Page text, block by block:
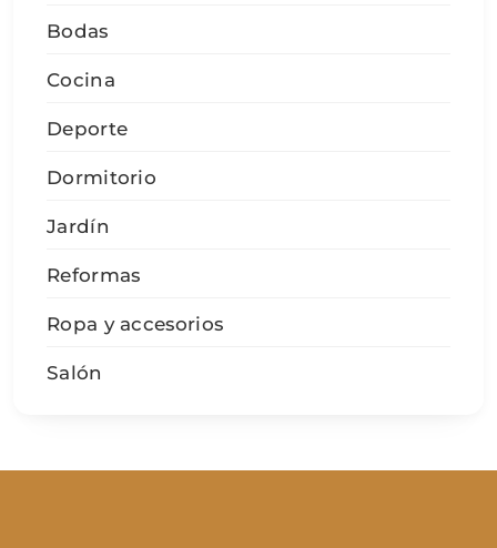
Bodas
Cocina
Deporte
Dormitorio
Jardín
Reformas
Ropa y accesorios
Salón